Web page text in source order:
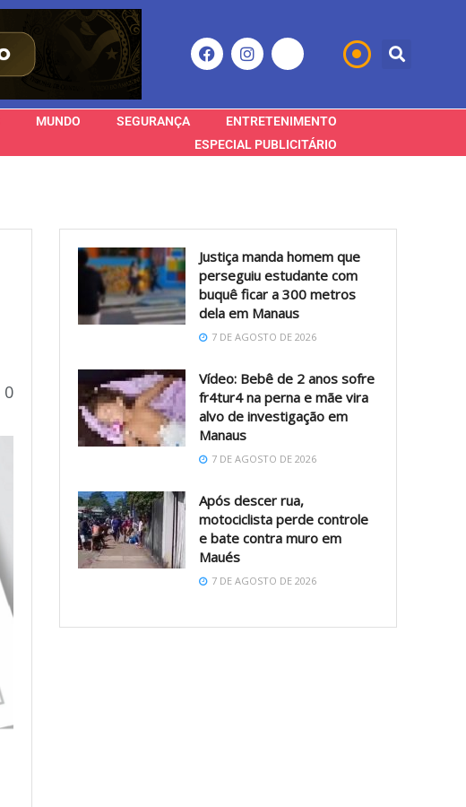
MUNDO SEGURANÇA
ENTRETENIMENTO
ESPECIAL PUBLICITÁRIO
0
Justiça manda homem que
perseguiu estudante com
buquê ficar a 300 metros
dela em Manaus
7 DE AGOSTO DE 2026
Vídeo: Bebê de 2 anos sofre
fr4tur4 na perna e mãe vira
alvo de investigação em
Manaus
7 DE AGOSTO DE 2026
Após descer rua,
motociclista perde controle
e bate contra muro em
Maués
7 DE AGOSTO DE 2026